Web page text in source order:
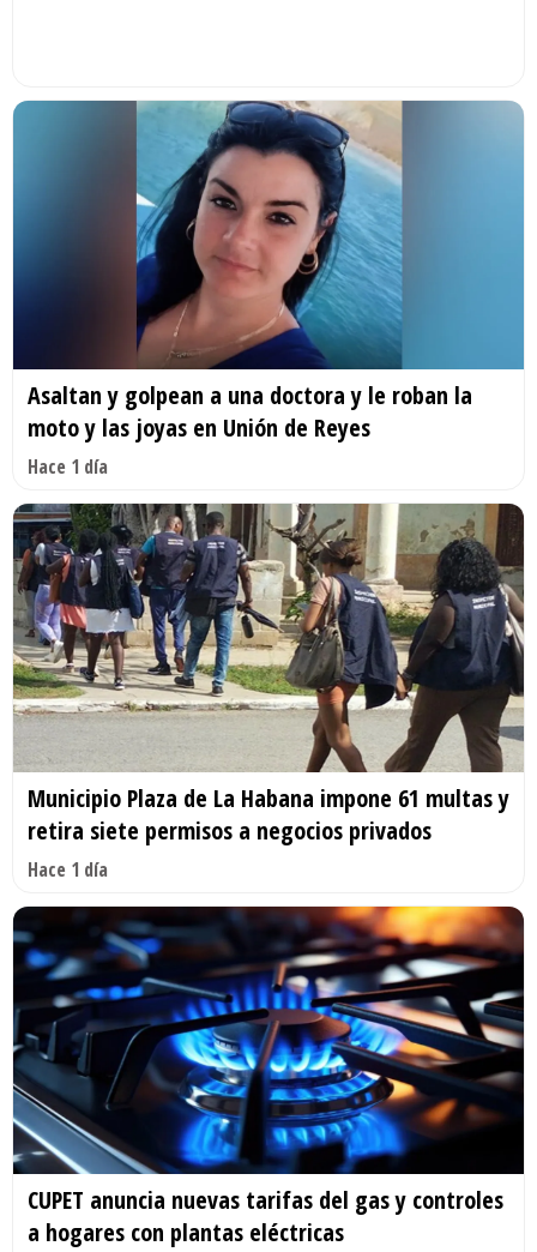
Asaltan y golpean a una doctora y le roban la
moto y las joyas en Unión de Reyes
Hace 1 día
Municipio Plaza de La Habana impone 61 multas y
retira siete permisos a negocios privados
Hace 1 día
CUPET anuncia nuevas tarifas del gas y controles
a hogares con plantas eléctricas